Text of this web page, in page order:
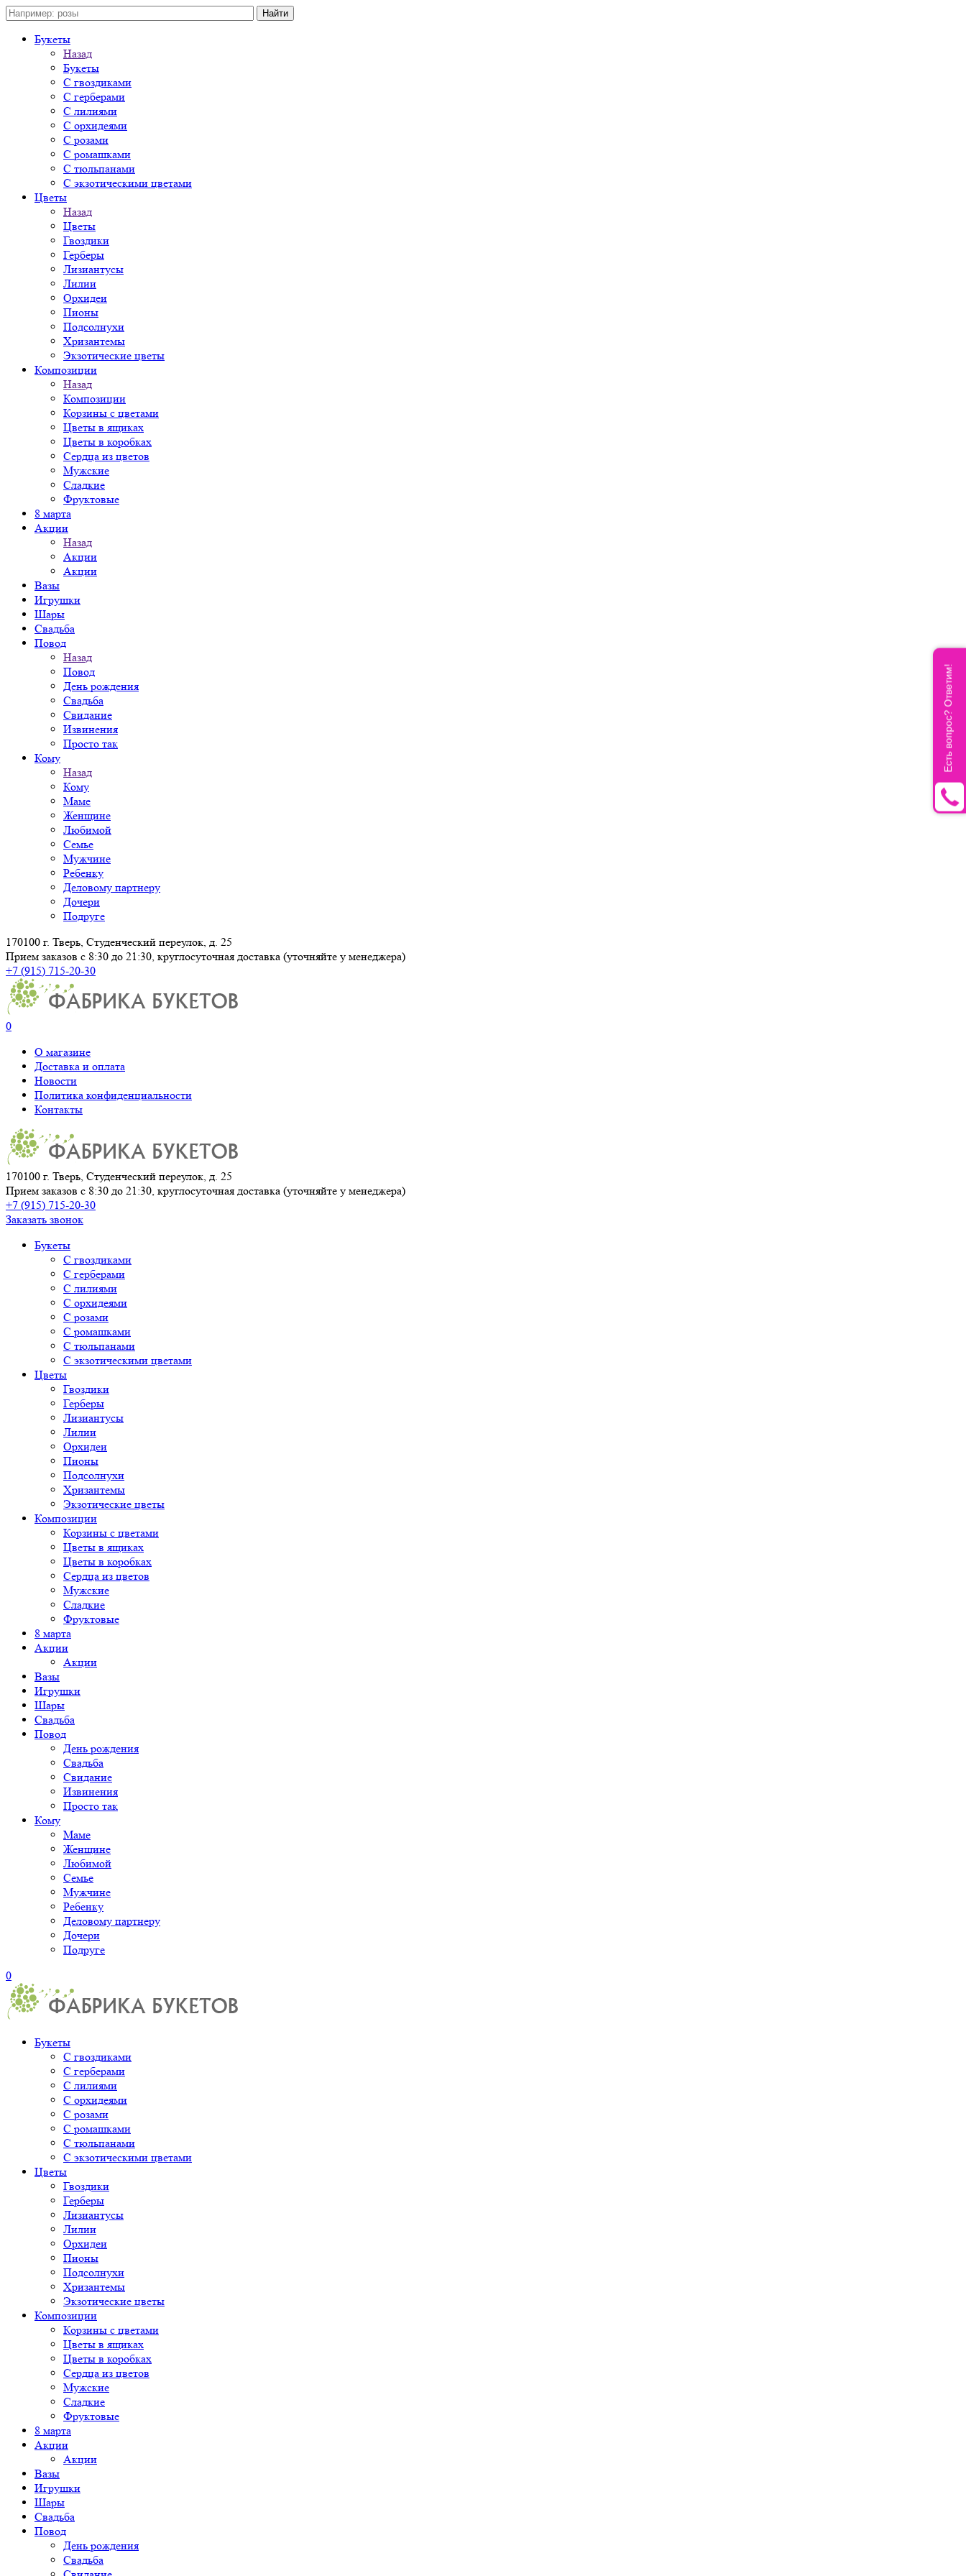
Букеты
Назад
Букеты
С гвоздиками
С герберами
С лилиями
С орхидеями
С розами
С ромашками
С тюльпанами
С экзотическими цветами
Цветы
Назад
Цветы
Гвоздики
Герберы
Лизиантусы
Лилии
Орхидеи
Пионы
Подсолнухи
Хризантемы
Экзотические цветы
Композиции
Назад
Композиции
Корзины с цветами
Цветы в ящиках
Цветы в коробках
Сердца из цветов
Мужские
Сладкие
Фруктовые
8 марта
Акции
Назад
Акции
Акции
Вазы
Игрушки
Шары
Свадьба
Повод
Назад
Повод
День рождения
Свадьба
Свидание
Извинения
Просто так
Кому
Назад
Кому
Маме
Женщине
Любимой
Семье
Мужчине
Ребенку
Деловому партнеру
Дочери
Подруге
170100 г. Тверь, Студенческий переулок, д. 25
Прием заказов с 8:30 до 21:30, круглосуточная доставка (уточняйте у менеджера)
+7 (915) 715-20-30
0
О магазине
Доставка и оплата
Новости
Политика конфиденциальности
Контакты
170100 г. Тверь, Студенческий переулок, д. 25
Прием заказов с 8:30 до 21:30, круглосуточная доставка (уточняйте у менеджера)
+7 (915) 715-20-30
Заказать звонок
Букеты
С гвоздиками
С герберами
С лилиями
С орхидеями
С розами
С ромашками
С тюльпанами
С экзотическими цветами
Цветы
Гвоздики
Герберы
Лизиантусы
Лилии
Орхидеи
Пионы
Подсолнухи
Хризантемы
Экзотические цветы
Композиции
Корзины с цветами
Цветы в ящиках
Цветы в коробках
Сердца из цветов
Мужские
Сладкие
Фруктовые
8 марта
Акции
Акции
Вазы
Игрушки
Шары
Свадьба
Повод
День рождения
Свадьба
Свидание
Извинения
Просто так
Кому
Маме
Женщине
Любимой
Семье
Мужчине
Ребенку
Деловому партнеру
Дочери
Подруге
0
Букеты
С гвоздиками
С герберами
С лилиями
С орхидеями
С розами
С ромашками
С тюльпанами
С экзотическими цветами
Цветы
Гвоздики
Герберы
Лизиантусы
Лилии
Орхидеи
Пионы
Подсолнухи
Хризантемы
Экзотические цветы
Композиции
Корзины с цветами
Цветы в ящиках
Цветы в коробках
Сердца из цветов
Мужские
Сладкие
Фруктовые
8 марта
Акции
Акции
Вазы
Игрушки
Шары
Свадьба
Повод
День рождения
Свадьба
Есть вопрос? Ответим!